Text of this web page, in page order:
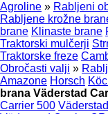
Agroline » Rabljeni
Rabljene krožne
brane Klinaste brane
Traktorski mulčerji
Traktorske freze
Obročasti valji »
Amazone Horsch
brana Väderstad
Carrier 500